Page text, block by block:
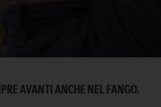
AVANTI ANCHE NEL FANGO.